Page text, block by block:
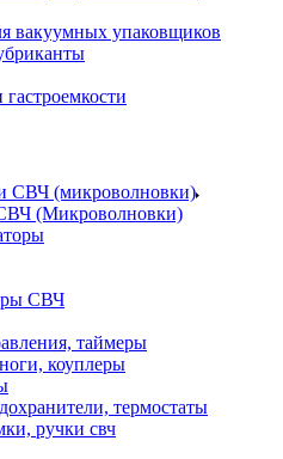
вакуумных упаковщиков
СВЧ (микроволновки)
(Микроволновки)
СВЧ
таймеры
коуплеры
термостаты
ручки свч